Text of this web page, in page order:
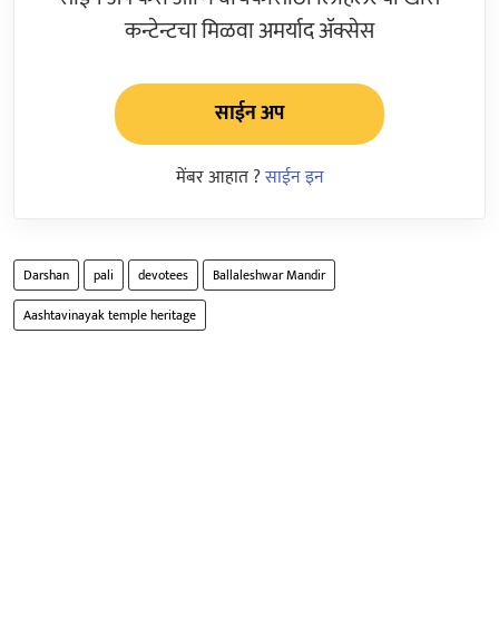
कन्टेन्टचा मिळवा अमर्याद ॲक्सेस
साईन अप
मेंबर आहात ?साईन इन
Darshan pali devotees
Ballaleshwar Mandir
Aashtavinayak temple heritage